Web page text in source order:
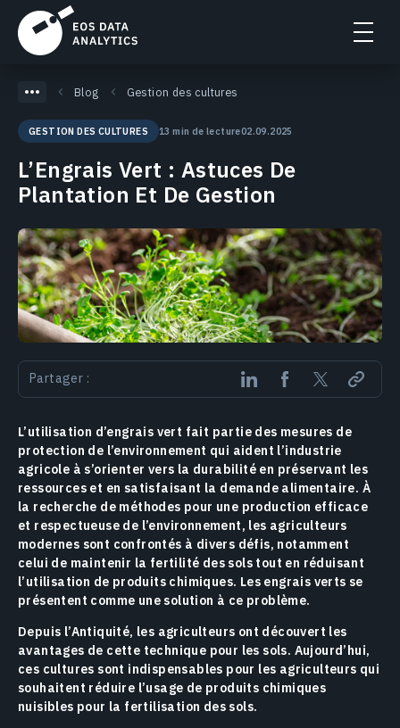
Blog Gestion des cultures
GESTION DES CULTURES 13 min de lecture02.09.2025
L’Engrais Vert : Astuces De
Plantation Et De Gestion
Partager :
L’utilisation d’engrais vert fait partie des mesures de
protection de l’environnement qui aident l’industrie
agricole à s’orienter vers la durabilité en préservant les
ressources et en satisfaisant la demande alimentaire. À
la recherche de méthodes pour une production efficace
et respectueuse de l’environnement, les agriculteurs
modernes sont confrontés à divers défis, notamment
celui de maintenir la fertilité des sols tout en réduisant
l’utilisation de produits chimiques. Les engrais verts se
présentent comme une solution à ce problème.
Depuis l’Antiquité, les agriculteurs ont découvert les
avantages de cette technique pour les sols. Aujourd’hui,
ces cultures sont indispensables pour les agriculteurs qui
souhaitent réduire l’usage de produits chimiques
nuisibles pour la fertilisation des sols.